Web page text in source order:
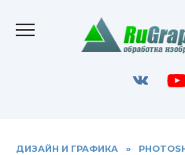
содержанию
ДИЗАЙН И ГРАФИКА »